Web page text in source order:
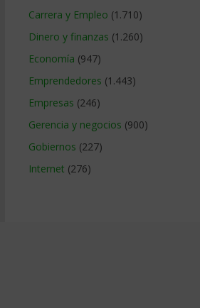
Carrera y Empleo (1.710)
Dinero y finanzas (1.260)
Economía (947)
Emprendedores (1.443)
Empresas (246)
Gerencia y negocios (900)
Gobiernos (227)
Internet (276)